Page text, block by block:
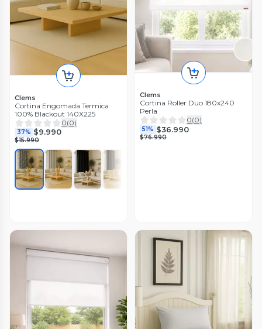
Clems
Cortina Engomada Termica
100% Blackout 140X225
0(0)
37% $9.990
$15.990
Clems
Cortina Roller Duo 180x240
Perla
0(0)
51% $36.990
$76.990